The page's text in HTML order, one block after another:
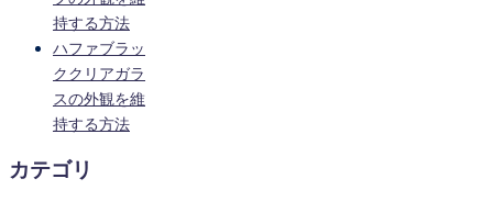
持する方法
ハファブラッ
ククリアガラ
スの外観を維
持する方法
カテゴリ